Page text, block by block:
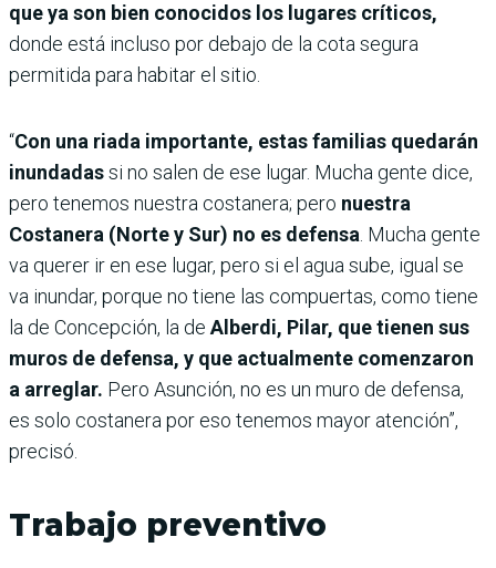
que ya son bien conocidos los lugares críticos,
donde está incluso por debajo de la cota segura
permitida para habitar el sitio.
“Con una riada importante, estas familias quedarán
inundadassi no salen de ese lugar. Mucha gente dice,
pero tenemos nuestra costanera; pero nuestra
Costanera (Norte y Sur) no es defensa. Mucha gente
va querer ir en ese lugar, pero si el agua sube, igual se
va inundar, porque no tiene las compuertas, como tiene
la de Concepción, la de Alberdi, Pilar, que tienen sus
muros de defensa, y que actualmente comenzaron
a arreglar. Pero Asunción, no es un muro de defensa,
es solo costanera por eso tenemos mayor atención”,
precisó.
Trabajo preventivo